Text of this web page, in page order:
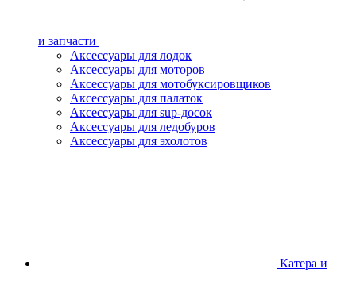
и запчасти
Аксессуары для лодок
Аксессуары для моторов
Аксессуары для мотобуксировщиков
Аксессуары для палаток
Аксессуары для sup-досок
Аксессуары для ледобуров
Аксессуары для эхолотов
Катера и